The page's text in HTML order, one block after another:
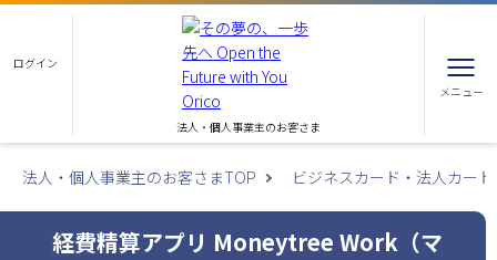
ログイン
法人・個人事業主のお客さま
メニュー
法人・個人事業主のお客さまTOP ビジネスカード・法人カード
経費精算アプリ Moneytree Work（マ